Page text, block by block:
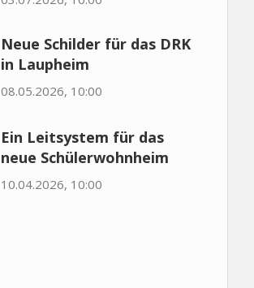
Neue Schilder für das DRK
in Laupheim
08.05.2026, 10:00
Ein Leitsystem für das
neue Schülerwohnheim
10.04.2026, 10:00